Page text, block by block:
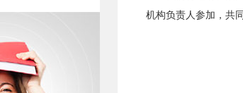
机构负责人参加，共